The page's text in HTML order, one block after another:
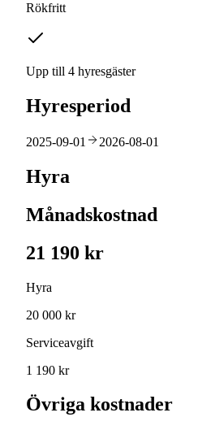
Rökfritt
Upp till 4 hyresgäster
Hyresperiod
2025-09-01 2026-08-01
Hyra
Månadskostnad
21 190 kr
Hyra
20 000 kr
Serviceavgift
1 190 kr
Övriga kostnader